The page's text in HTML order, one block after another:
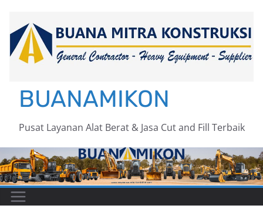
content
BUANAMIKON
Pusat Layanan Alat Berat & Jasa Cut and Fill Terbaik